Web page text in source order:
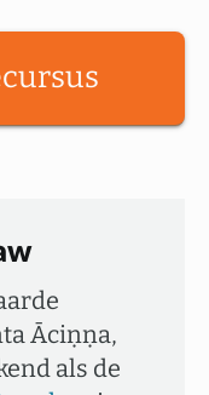
Āciṇṇa,
als de